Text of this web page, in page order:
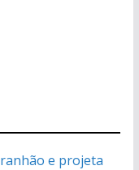
e projeta